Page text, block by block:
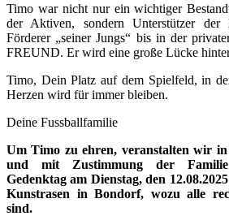
Timo war nicht nur ein wichtiger
der Aktiven, sondern Unterstützer der
Förderer „seiner Jungs“ bis in der
FREUND. Er wird eine große Lücke
Timo, Dein Platz auf dem Spielfeld, in
Herzen wird für immer bleiben.
Deine Fussballfamilie
Um Timo zu ehren, veranstalten wir
und mit Zustimmung der Familie
Gedenktag am Dienstag, den
Kunstrasen in Bondorf, wozu alle
sind.